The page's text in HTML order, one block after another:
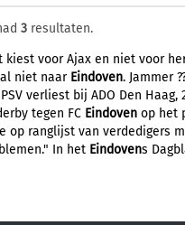
3 resultaten.
voor Ajax en niet voor
niet naar Eindoven. Jammer
verliest bij ADO Den Haag,
tegen FC Eindoven op het
op ranglijst van verdedigers
In het Eindovens